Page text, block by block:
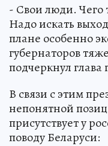
- Свои люди. Чего
Надо искать
плане особенно
губернаторов
подчеркнул глава
В связи с этим
непонятной
присутствует у
поводу Беларуси: